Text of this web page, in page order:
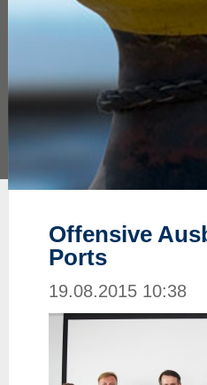
Offensive
Ports
19.08.2015 10:38